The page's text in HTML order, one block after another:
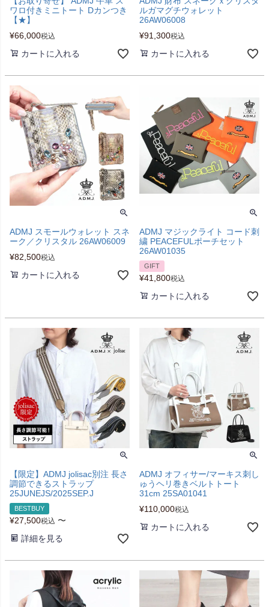
ワロ付きミニトート Dカンつき
【★】
¥66,000税込
カートに入れる
ルガマグチウォレット
26AW06008
¥91,300税込
カートに入れる
ADMJ スモールウォレット スネ
ーク／クリスタル 26AW06009
¥82,500税込
カートに入れる
ADMJ マジックライト コード刺
繍 PEACEFULポーチセット
26AW01035
GIFT
¥41,800税込
カートに入れる
【限定】ADMJ jolisac別注 長さ
調節できるストラップ
25JUNEJS/2025SEP.J
BESTBUY
¥27,500税込 〜
詳細を見る
ADMJ オフィサー/マーキス刺し
ゅうヘリ巻きベルトトート
31cm 25SA01041
¥110,000税込
カートに入れる